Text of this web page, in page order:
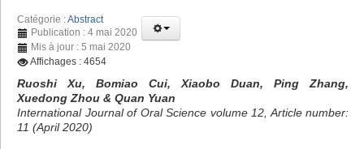
Catégorie :Abstract
Publication : 4 mai 2020
Mis à jour : 5 mai 2020
Affichages : 4654
Ruoshi Xu, Bomiao Cui, Xiaobo Duan, Ping Zhang,
Xuedong Zhou & Quan Yuan
International Journal of Oral Science volume 12, Article number:
11 (April 2020)